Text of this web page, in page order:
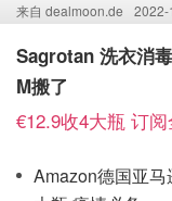
来自 dealmoon.de 2022-
Sagrotan 洗衣消
M搬了
€12.9收4大瓶 订
Amazon德国亚